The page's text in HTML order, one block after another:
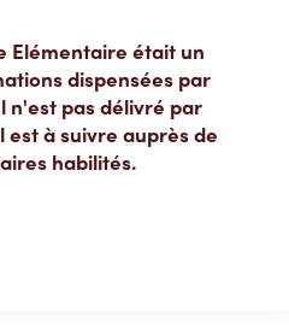
Elémentaire était un
dispensées par
n'est pas délivré par
est à suivre auprès de
habilités.